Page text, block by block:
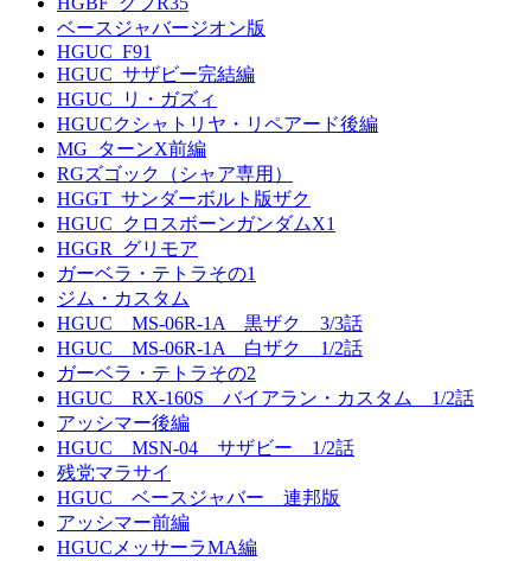
ベースジャバージオン版
HGUC_F91
HGUC_サザビー完結編
HGUC_リ・ガズィ
HGUCクシャトリヤ・リペアード後編
MG_ターンX前編
RGズゴック（シャア専用）
HGGT_サンダーボルト版ザク
HGUC_クロスボーンガンダムX1
HGGR_グリモア
ガーベラ・テトラその1
ジム・カスタム
HGUC MS-06R-1A 黒ザク 3/3話
HGUC MS-06R-1A 白ザク 1/2話
ガーベラ・テトラその2
HGUC RX-160S バイアラン・カスタム 1/2話
アッシマー後編
HGUC MSN-04 サザビー 1/2話
残党マラサイ
HGUC ベースジャバー 連邦版
アッシマー前編
HGUCメッサーラMA編